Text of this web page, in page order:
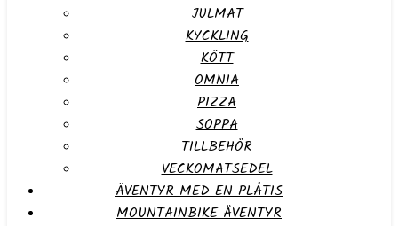
JULMAT
KYCKLING
KÖTT
OMNIA
PIZZA
SOPPA
TILLBEHÖR
VECKOMATSEDEL
ÄVENTYR MED EN PLÅTIS
MOUNTAINBIKE ÄVENTYR